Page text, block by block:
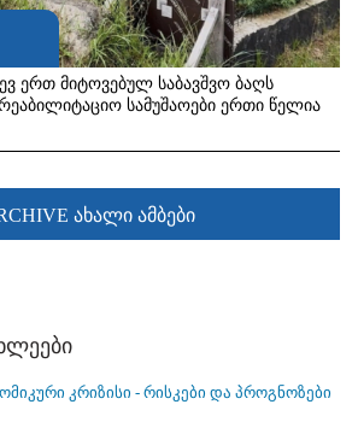
ერთ მიტოვებულ საბავშვო ბაღს
სამუშაოები ერთი წელია
ახალი ამბები
კრიზისი - რისკები და პროგნოზები